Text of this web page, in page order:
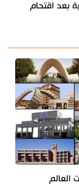
بعد اقتحام
العالم